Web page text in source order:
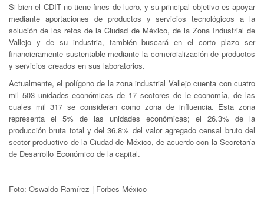
Si bien el CDIT no tiene fines de lucro, y su principal objetivo es apoyar
mediante aportaciones de productos y servicios tecnológicos a la
solución de los retos de la Ciudad de México, de la Zona Industrial de
Vallejo y de su industria, también buscará en el corto plazo ser
financieramente sustentable mediante la comercialización de productos
y servicios creados en sus laboratorios.
Actualmente, el polígono de la zona industrial Vallejo cuenta con cuatro
mil 503 unidades económicas de 17 sectores de le economía, de las
cuales mil 317 se consideran como zona de influencia. Esta zona
representa el 5% de las unidades económicas; el 26.3% de la
producción bruta total y del 36.8% del valor agregado censal bruto del
sector productivo de la Ciudad de México, de acuerdo con la Secretaría
de Desarrollo Económico de la capital.
Foto: Oswaldo Ramírez | Forbes México